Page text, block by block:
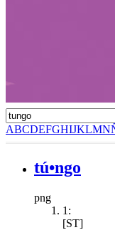
ABCDEFGHIJKLMN
tú•ngo
png
1:
[ST]